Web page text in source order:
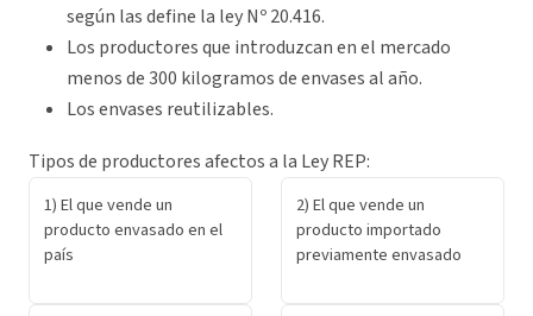
según las define la ley Nº 20.416.
Los productores que introduzcan en el mercado
menos de 300 kilogramos de envases al año.
Los envases reutilizables.
Tipos de productores afectos a la Ley REP:
1) El que vende un
producto envasado en el
país
2) El que vende un
producto importado
previamente envasado